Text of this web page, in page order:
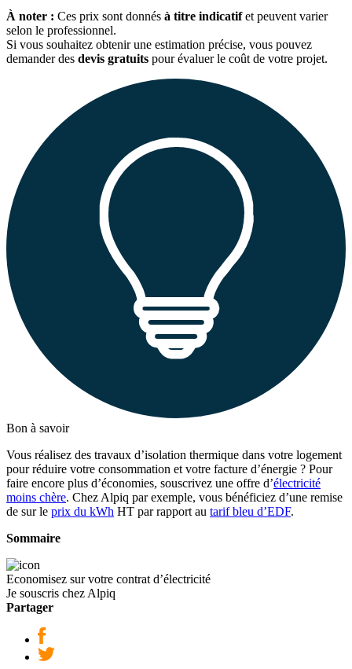
À noter : Ces prix sont donnés à titre indicatifet peuvent varier
selon le professionnel.
Si vous souhaitez obtenir une estimation précise, vous pouvez
demander des devis gratuits pour évaluer le coût de votre projet.
Bon à savoir
Vous réalisez des travaux d’isolation thermique dans votre logement
pour réduire votre consommation et votre facture d’énergie ? Pour
faire encore plus d’économies, souscrivez une offre d’électricité
moins chère. Chez Alpiq par exemple, vous bénéficiez d’une remise
de sur le prix du kWh HT par rapport au tarif bleu d’EDF.
Sommaire
Economisez sur votre contrat d’électricité
Je souscris chez Alpiq
Partager